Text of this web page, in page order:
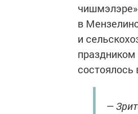
в
и
праздником
—